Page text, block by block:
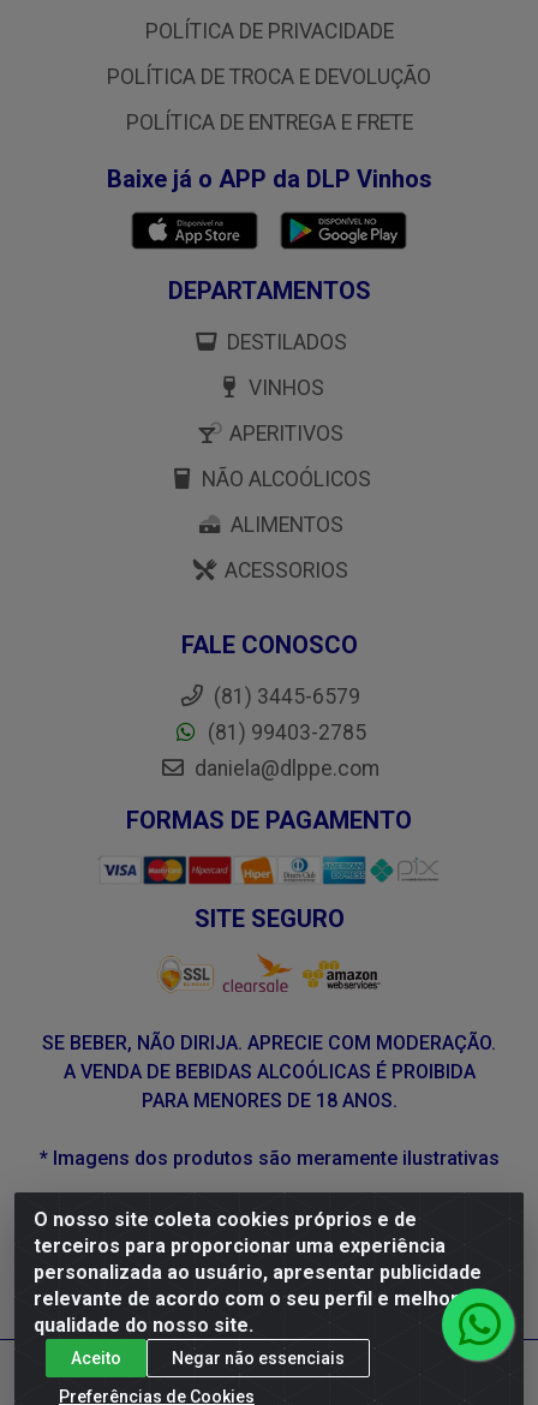
O nosso site coleta cookies próprios e de
terceiros para proporcionar uma experiência
personalizada ao usuário, apresentar publicidade
relevante de acordo com o seu perfil e melhorar a
qualidade do nosso site.
Aceito
Negar não essenciais
Preferências de Cookies
POLÍTICA DE PRIVACIDADE
POLÍTICA DE TROCA E DEVOLUÇÃO
POLÍTICA DE ENTREGA E FRETE
Baixe já o APP da DLP Vinhos
DEPARTAMENTOS
DESTILADOS
VINHOS
APERITIVOS
NÃO ALCOÓLICOS
ALIMENTOS
ACESSORIOS
FALE CONOSCO
(81) 3445-6579
(81) 99403-2785
daniela@dlppe.com
FORMAS DE PAGAMENTO
SITE SEGURO
SE BEBER, NÃO DIRIJA. APRECIE COM MODERAÇÃO.
A VENDA DE BEBIDAS ALCOÓLICAS É PROIBIDA
PARA MENORES DE 18 ANOS.
* Imagens dos produtos são meramente ilustrativas
DLP Vinhos - Av. Engenheiro Abdias de Carvalho, 962 -
Torrões, Recife/PE - CEP 50.640-525 - CNPJ
05.429.222/0001-48